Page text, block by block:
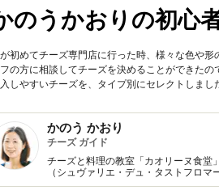
のうかおりの初心
初めてチーズ専門店に行った時、様々な色や
の方に相談してチーズを決めることができた
しやすいチーズを、タイプ別にセレクトしまし
かのう かおり
チーズ ガイド
チーズと料理の教室「カオリーヌ食堂
（シュヴァリエ・デュ・タストフロ
ー（日本ソムリエ協会認定）。雑誌等